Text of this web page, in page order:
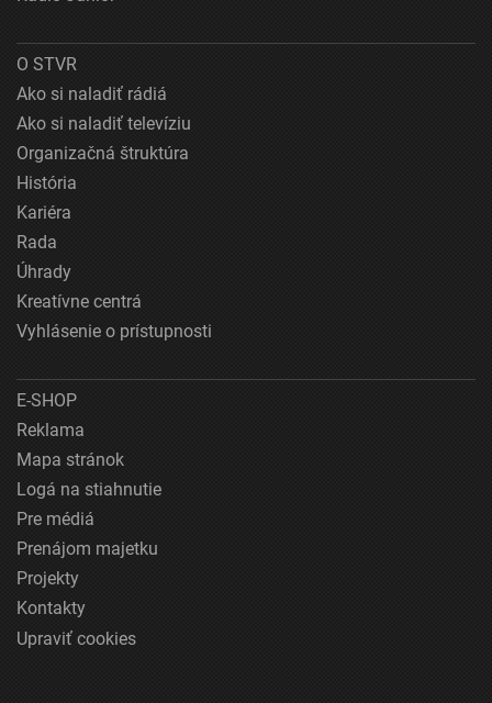
O STVR
Ako si naladiť rádiá
Ako si naladiť televíziu
Organizačná štruktúra
História
Kariéra
Rada
Úhrady
Kreatívne centrá
Vyhlásenie o prístupnosti
E-SHOP
Reklama
Mapa stránok
Logá na stiahnutie
Pre médiá
Prenájom majetku
Projekty
Kontakty
Upraviť cookies